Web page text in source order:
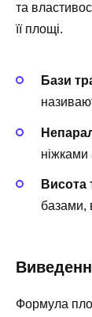
та
її площі.
Бази
ніжками
Висота
базами,
Формула